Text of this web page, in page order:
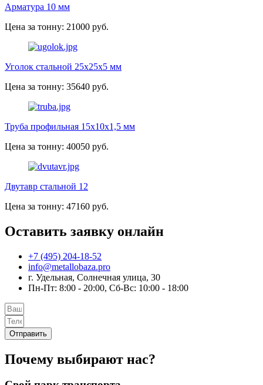
Арматура 10 мм
Цена за тонну: 21000 руб.
Уголок стальной 25х25х5 мм
Цена за тонну: 35640 руб.
Труба профильная 15х10х1,5 мм
Цена за тонну: 40050 руб.
Двутавр стальной 12
Цена за тонну: 47160 руб.
Оставить заявку онлайн
+7 (495) 204-18-52
info@metallobaza.pro
г. Удельная, Солнечная улица, 30
Пн-Пт: 8:00 - 20:00, Сб-Вс: 10:00 - 18:00
Отправить
Почему выбирают нас?